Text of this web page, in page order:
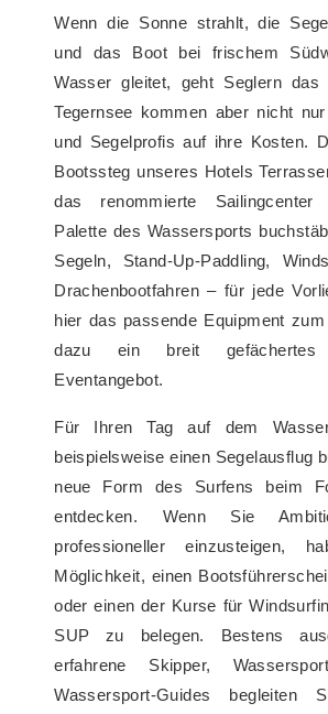
Wenn die Sonne strahlt, die
und das Boot bei frischem
Wasser gleitet, geht Seglern
Tegernsee kommen aber nicht
und Segelprofis auf ihre Kosten.
Bootssteg unseres Hotels
das renommierte
Palette des Wassersports
Segeln, Stand-Up-Paddling,
Drachenbootfahren – für jede
hier das passende Equipment
dazu ein breit
Eventangebot.
Für Ihren Tag auf dem
beispielsweise einen Segelausflug
neue Form des Surfens beim
entdecken. Wenn Sie
professioneller einzusteigen,
Möglichkeit, einen
oder einen der Kurse für
SUP zu belegen. Bestens
erfahrene Skipper,
Wassersport-Guides begleiten